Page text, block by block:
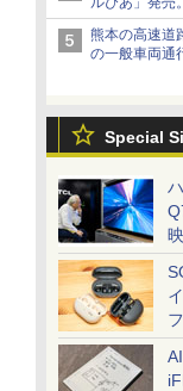
少女」ほか37
熊本の高速道
の一般車両通
Special